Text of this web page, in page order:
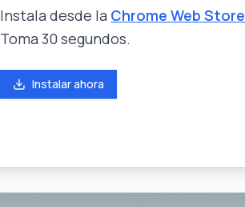
Instala desde la Chrome Web Store
Toma 30 segundos.
Instalar ahora